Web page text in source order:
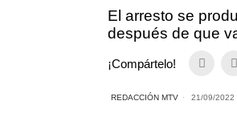
El arresto se
después de que
¡Compártelo!
REDACCIÓN MTV 21/09/2022